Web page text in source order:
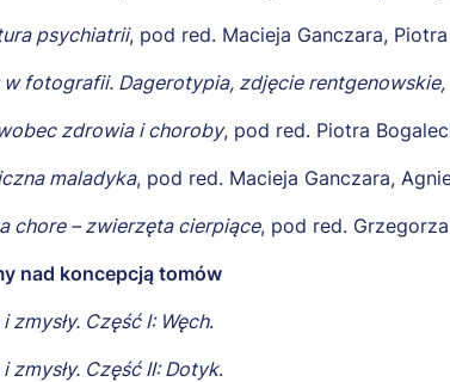
psychiatrii, pod red. Macieja Ganczara,
w fotografii. Dagerotypia, zdjęcie
zdrowia i choroby, pod red. Piotra
maladyka, pod red. Macieja Ganczara,
chore – zwierzęta cierpiące, pod red.
nad koncepcją tomów
zmysły. Część I: Węch.
zmysły. Część II: Dotyk.